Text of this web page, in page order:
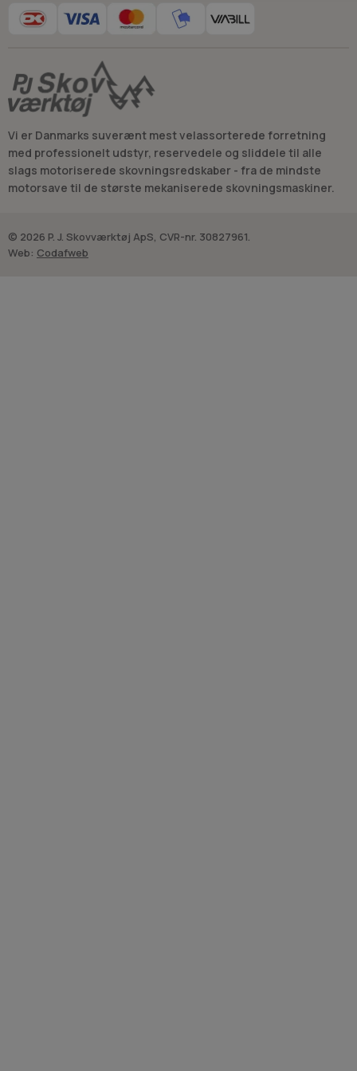
Vi er Danmarks suverænt mest velassorterede forretning
med professionelt udstyr, reservedele og sliddele til alle
slags motoriserede skovningsredskaber - fra de mindste
motorsave til de største mekaniserede skovningsmaskiner.
© 2026 P. J. Skovværktøj ApS, CVR-nr. 30827961.
Web: Codafweb